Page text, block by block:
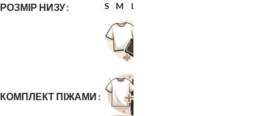
РОЗМІР НИЗУ S M L
КОМПЛЕКТ ПІЖАМИ